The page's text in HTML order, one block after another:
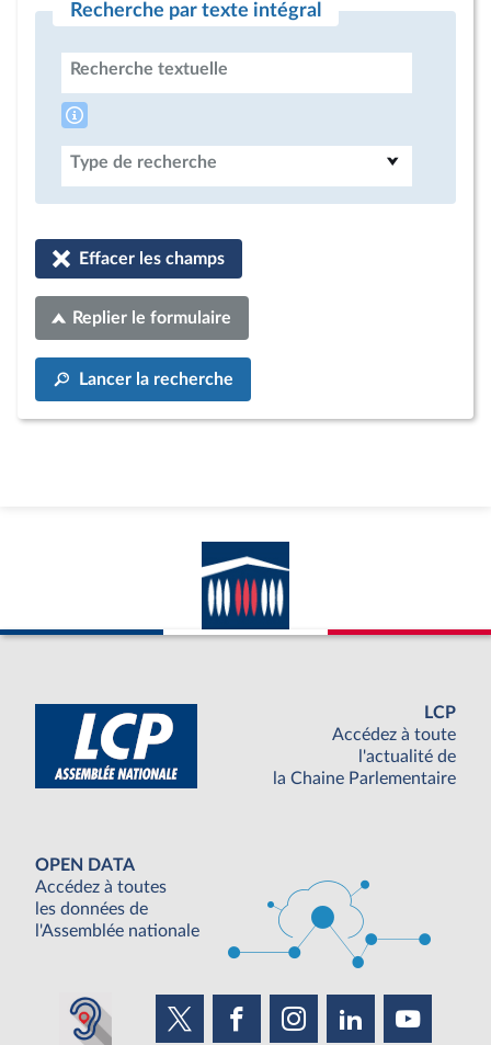
Recherche par texte intégral
Recherche textuelle
Type de recherche
Effacer les champs
Replier le formulaire
Lancer la recherche
LCP
Accédez à toute
l'actualité de
la Chaine Parlementaire
OPEN DATA
Accédez à toutes
les données de
l'Assemblée nationale